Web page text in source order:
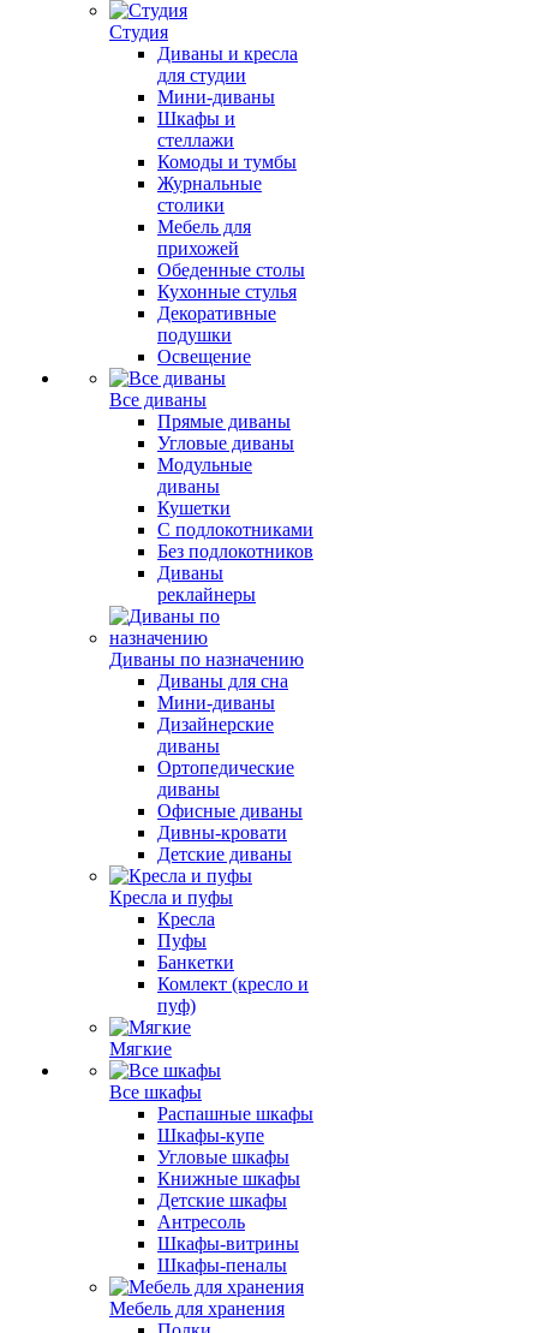
Студия
Диваны и кресла
для студии
Мини-диваны
Шкафы и
стеллажи
Комоды и тумбы
Журнальные
столики
Мебель для
прихожей
Обеденные столы
Кухонные стулья
Декоративные
подушки
Освещение
Все диваны
Прямые диваны
Угловые диваны
Модульные
диваны
Кушетки
С подлокотниками
Без подлокотников
Диваны
реклайнеры
Диваны по назначению
Диваны для сна
Мини-диваны
Дизайнерские
диваны
Ортопедические
диваны
Офисные диваны
Дивны-кровати
Детские диваны
Кресла и пуфы
Кресла
Пуфы
Банкетки
Комлект (кресло и
пуф)
Мягкие
Все шкафы
Распашные шкафы
Шкафы-купе
Угловые шкафы
Книжные шкафы
Детские шкафы
Антресоль
Шкафы-витрины
Шкафы-пеналы
Мебель для хранения